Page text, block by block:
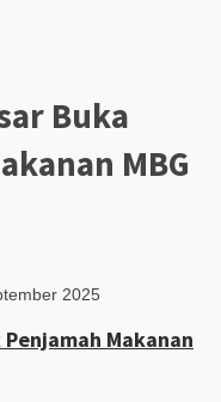
Buka
MBG
2025
Makanan